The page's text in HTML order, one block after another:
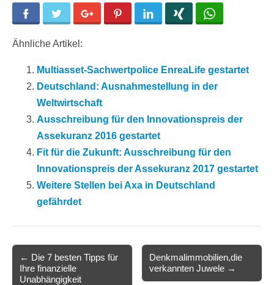
Facebook Twitter Google+ Pinterest LinkedIn
Ähnliche Artikel:
Multiasset-Sachwertpolice EnreaLife gestartet
Deutschland: Ausnahmestellung in der
Weltwirtschaft
Ausschreibung für den Innovationspreis der
Assekuranz 2016 gestartet
Fit für die Zukunft: Ausschreibung für den
Innovationspreis der Assekuranz 2017 gestartet
Weitere Stellen bei Axa in Deutschland
gefährdet
navigation
← Die 7 besten Tipps für
Ihre finanzielle
Unabhängigkeit
Denkmalimmobilien,die
verkannten Juwele →